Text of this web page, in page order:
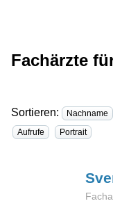
Fachärzte
Sortieren: Nachname
Aufrufe
Portrait